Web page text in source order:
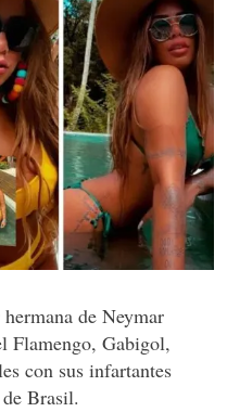
de Neymar
Flamengo, Gabigol,
con sus infartantes
Brasil.